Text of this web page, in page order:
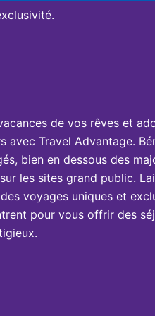
de vos rêves et
avec Travel Advantage.
bien en dessous des
les sites grand public.
voyages uniques et
pour vous offrir des